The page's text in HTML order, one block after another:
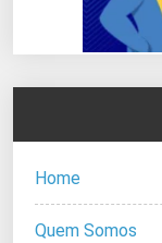
Home
Quem Somos